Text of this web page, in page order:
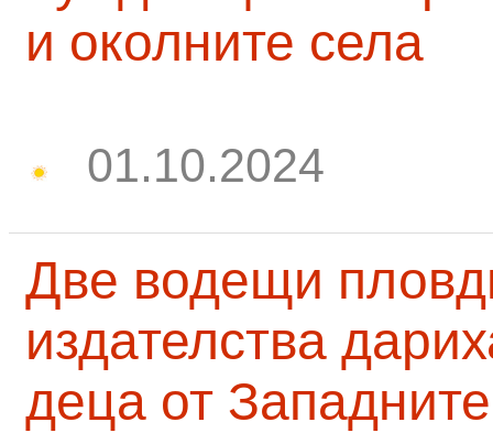
и околните села
01.10.2024
Две водещи
издателства
деца от